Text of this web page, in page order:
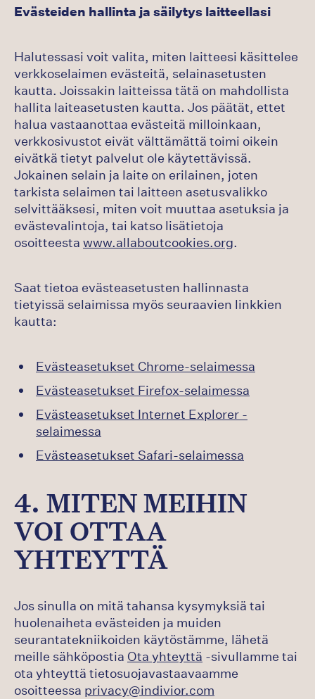
Evästeiden hallinta ja säilytys laitteellasi
Halutessasi voit valita, miten laitteesi käsittelee
verkkoselaimen evästeitä, selainasetusten
kautta. Joissakin laitteissa tätä on mahdollista
hallita laiteasetusten kautta. Jos päätät, ettet
halua vastaanottaa evästeitä milloinkaan,
verkkosivustot eivät välttämättä toimi oikein
eivätkä tietyt palvelut ole käytettävissä.
Jokainen selain ja laite on erilainen, joten
tarkista selaimen tai laitteen asetusvalikko
selvittääksesi, miten voit muuttaa asetuksia ja
evästevalintoja, tai katso lisätietoja
osoitteesta www.allaboutcookies.org.
Saat tietoa evästeasetusten hallinnasta
tietyissä selaimissa myös seuraavien linkkien
kautta:
Evästeasetukset Chrome-selaimessa
Evästeasetukset Firefox-selaimessa
Evästeasetukset Internet Explorer -
selaimessa
Evästeasetukset Safari-selaimessa
4. MITEN MEIHIN
VOI OTTAA
YHTEYTTÄ
Jos sinulla on mitä tahansa kysymyksiä tai
huolenaiheta evästeiden ja muiden
seurantatekniikoiden käytöstämme, lähetä
meille sähköpostia Ota yhteyttä -sivullamme tai
ota yhteyttä tietosuojavastaavaamme
osoitteessa privacy@indivior.com